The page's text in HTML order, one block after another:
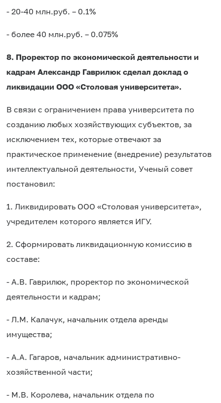
- 20-40 млн.руб. – 0.1%
- более 40 млн.руб. – 0.075%
8. Проректор по экономической деятельности и
кадрам Александр Гаврилюк сделал доклад о
ликвидации ООО «Столовая университета».
В связи с ограничением права университета по
созданию любых хозяйствующих субъектов, за
исключением тех, которые отвечают за
практическое применение (внедрение) результатов
интеллектуальной деятельности, Ученый совет
постановил:
1. Ликвидировать ООО «Столовая университета»,
учредителем которого является ИГУ.
2. Сформировать ликвидационную комиссию в
составе:
- А.В. Гаврилюк, проректор по экономической
деятельности и кадрам;
- Л.М. Калачук, начальник отдела аренды
имущества;
- А.А. Гагаров, начальник административно-
хозяйственной части;
- М.В. Королева, начальник отдела по